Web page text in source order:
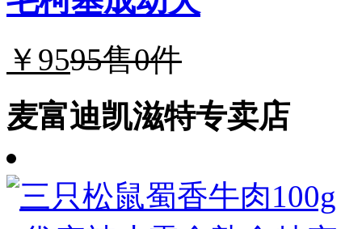
￥9595售0件
麦富迪凯滋特专卖店